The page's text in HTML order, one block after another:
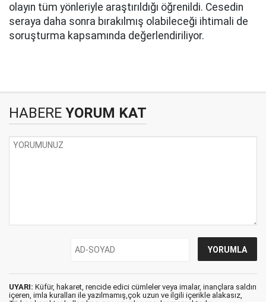
olayın tüm yönleriyle araştırıldığı öğrenildi. Cesedin
seraya daha sonra bırakılmış olabileceği ihtimali de
soruşturma kapsamında değerlendiriliyor.
HABERE YORUM KAT
UYARI: Küfür, hakaret, rencide edici cümleler veya imalar, inançlara saldırı
içeren, imla kuralları ile yazılmamış,çok uzun ve ilgili içerikle alakasız,